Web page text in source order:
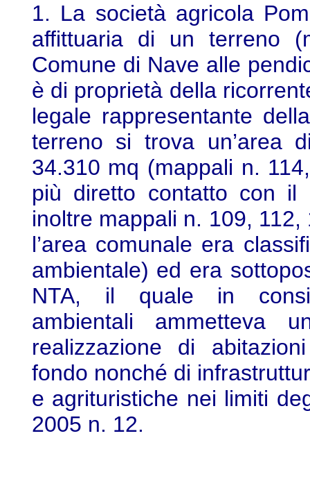
1. La società agricola
affittuaria di un terreno
Comune di Nave alle
è di proprietà della
legale rappresentante
terreno si trova un’area
34.310 mq (mappali n.
più diretto contatto con il
inoltre mappali n. 109,
l’area comunale era
ambientale) ed era
NTA, il quale in
ambientali ammetteva
realizzazione di
fondo nonché di
e agrituristiche nei limiti
2005 n. 12.